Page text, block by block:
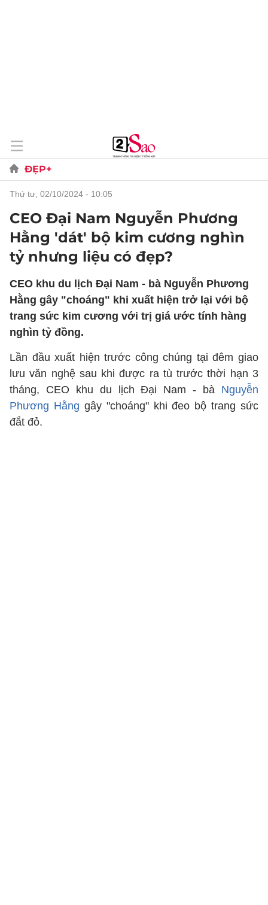
ĐẸP+
thứ tư, 02/10/2024 - 10:05
CEO Đại Nam Nguyễn Phương
Hằng 'dát' bộ kim cương nghìn
tỷ nhưng liệu có đẹp?
CEO khu du lịch Đại Nam - bà Nguyễn Phương
Hằng gây "choáng" khi xuất hiện trở lại với bộ
trang sức kim cương với trị giá ước tính hàng
nghìn tỷ đồng.
Lần đầu xuất hiện trước công chúng tại đêm giao
lưu văn nghệ sau khi được ra tù trước thời hạn 3
tháng, CEO khu du lịch Đại Nam - bà Nguyễn
Phương Hằng gây "choáng" khi đeo bộ trang sức
đắt đỏ.